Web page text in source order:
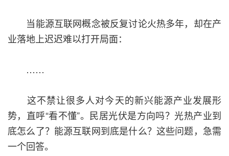
当能源互联网概念被反复讨论火热多年，却在产
业落地上迟迟难以打开局面：
……
这不禁让很多人对今天的新兴能源产业发展形
势，直呼“看不懂”。民居光伏是方向吗？光热产业到
底怎么了？能源互联网到底是什么？这些问题，急需
一个回答。